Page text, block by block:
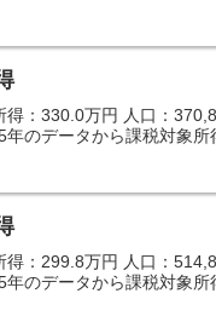
：330.0万円 人口：
のデータから課税対象所
：299.8万円 人口：
のデータから課税対象所